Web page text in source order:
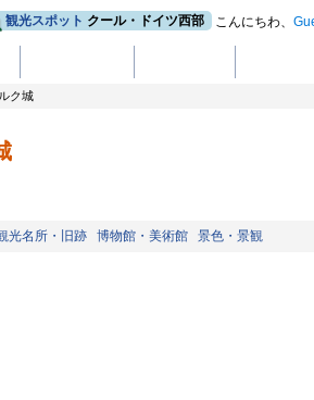
観光スポット クール・ドイツ西部 こんにちわ、
ク城
光名所・旧跡 博物館・美術館 景色・景観